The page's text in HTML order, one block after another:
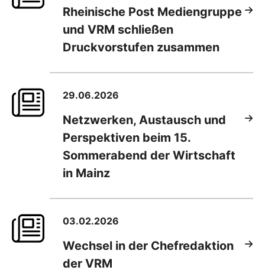
Rheinische Post Mediengruppe
und VRM schließen
Druckvorstufen zusammen
29.06.2026
Netzwerken, Austausch und
Perspektiven beim 15.
Sommerabend der Wirtschaft
in Mainz
03.02.2026
Wechsel in der Chefredaktion
der VRM